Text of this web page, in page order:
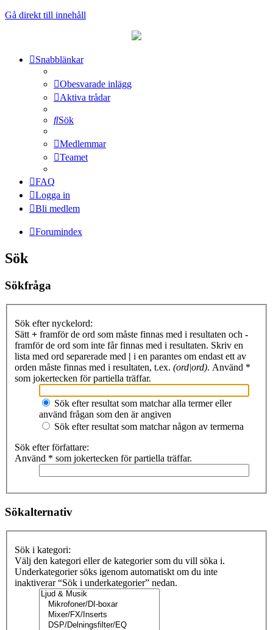
Gå direkt till innehåll
Snabblänkar
Obesvarade inlägg
Aktiva trådar
Sök
Medlemmar
Teamet
FAQ
Logga in
Bli medlem
Forumindex
Sök
Sökfråga
Sök efter nyckelord:
Sätt + framför de ord som måste finnas med i resultaten och -
framför de ord som inte får finnas med i resultaten. Skriv en
lista med ord separerade med | i en parantes om endast ett av
orden måste finnas med i resultaten, t.ex. (ord|ord). Använd *
som jokertecken för partiella träffar.
Sök efter resultat som matchar alla termer eller
använd frågan som den är angiven
Sök efter resultat som matchar någon av termerna
Sök efter författare:
Använd * som jokertecken för partiella träffar.
Sökalternativ
Sök i kategori:
Välj den kategori eller de kategorier som du vill söka i.
Underkategorier söks igenom automatiskt om du inte
inaktiverar “Sök i underkategorier” nedan.